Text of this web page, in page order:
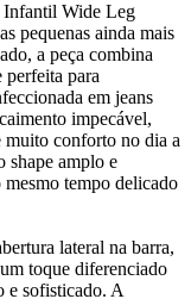
Infantil Wide Leg
pequenas ainda mais
a peça combina
perfeita para
em jeans
impecável,
muito conforto no dia a
shape amplo e
tempo delicado
lateral na barra,
toque diferenciado
e sofisticado. A